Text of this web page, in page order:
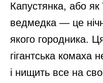
Капустянка, або
ведмедка — це
якого городника.
гігантська комаха
і нищить все на